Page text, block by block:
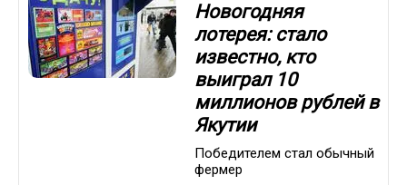
Новогодняя
лотерея: стало
известно, кто
выиграл 10
миллионов рублей в
Якутии
Победителем стал обычный
фермер